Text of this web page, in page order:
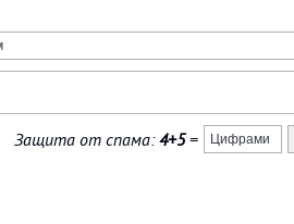
Защита от спама:4+5=